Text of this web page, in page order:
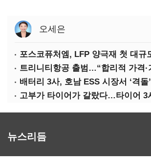
오세은
배터리 3사, 호남 ESS 시장서 ‘격돌’
뉴스리듬